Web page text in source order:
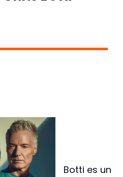
Botti es un